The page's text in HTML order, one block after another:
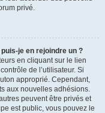
privé.
je en rejoindre un ?
en cliquant sur le lien
de l’utilisateur. Si
approprié. Cependant,
aux nouvelles adhésions.
peuvent être privés et
est public, vous pouvez le